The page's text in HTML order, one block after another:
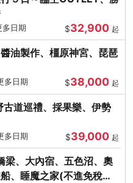
日期 $32,900 起
油製作、橿原神宮、琵琶
日期 $38,000 起
古道巡禮、採果樂、伊勢
日期 $39,000 起
梁、大內宿、五色沼、奧
、睡魔之家(不進免稅店)